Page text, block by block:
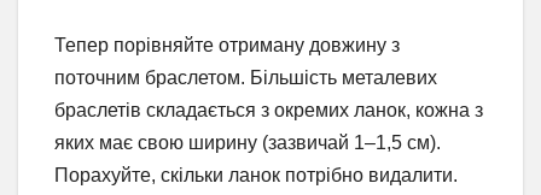
Тепер порівняйте отриману довжину з
поточним браслетом. Більшість металевих
браслетів складається з окремих ланок, кожна з
яких має свою ширину (зазвичай 1–1,5 см).
Порахуйте, скільки ланок потрібно видалити.